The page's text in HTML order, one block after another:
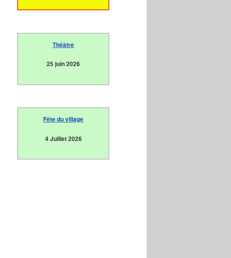
Théâtre
25 juin 2026
Fête du village
4 Juillet 2026